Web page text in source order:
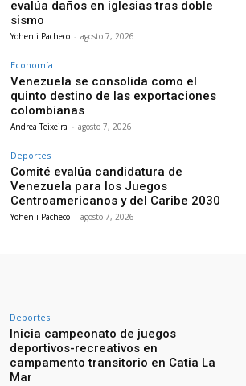
evalúa daños en iglesias tras doble
sismo
Yohenli Pacheco - agosto 7, 2026
Economía
Venezuela se consolida como el
quinto destino de las exportaciones
colombianas
Andrea Teixeira - agosto 7, 2026
Deportes
Comité evalúa candidatura de
Venezuela para los Juegos
Centroamericanos y del Caribe 2030
Yohenli Pacheco - agosto 7, 2026
Deportes
Inicia campeonato de juegos
deportivos-recreativos en
campamento transitorio en Catia La
Mar